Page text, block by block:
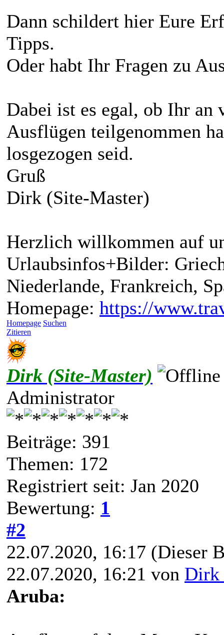
Dann schildert hier Eure
Tipps.
Oder habt Ihr Fragen zu
Dabei ist es egal, ob Ihr an
Ausflügen teilgenommen
losgezogen seid.
Gruß
Dirk (Site-Master)
Herzlich willkommen auf
Urlaubsinfos+Bilder:
Niederlande, Frankreich,
Homepage: https://
Homepage Suchen
Zitieren
Dirk (Site-Master)
Administrator
Beiträge: 391
Themen: 172
Registriert seit: Jan 2020
Bewertung: 1
#2
22.07.2020, 16:17 (Dieser
22.07.2020, 16:21 von Dirk
Aruba: